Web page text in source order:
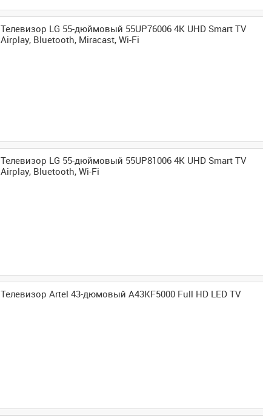
Телевизор LG 55-дюймовый 55UP76006 4K UHD Smart TV
Airplay, Bluetooth, Miracast, Wi-Fi
Телевизор LG 55-дюймовый 55UP81006 4K UHD Smart TV
Airplay, Bluetooth, Wi-Fi
Телевизор Artel 43-дюмовый A43KF5000 Full HD LED TV